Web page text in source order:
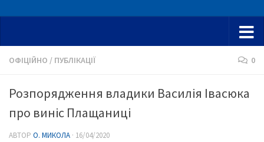
ОФІЦІЙНО / ПУБЛІКАЦІЇ 0
Розпорядження владики Василія Івасюка
про виніс Плащаниці
АВТОР О. МИКОЛА · 16/04/2020